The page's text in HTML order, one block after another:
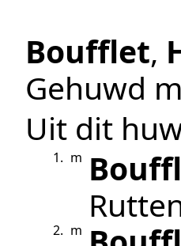
Boufflet,
Gehuwd
Uit dit
1. m
2. m